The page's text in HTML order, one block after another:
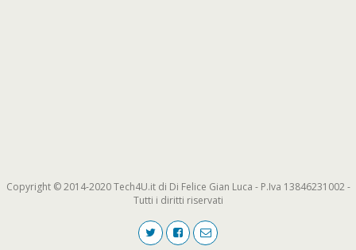
Copyright © 2014-2020 Tech4U.it di Di Felice Gian Luca - P.Iva 13846231002 -
Tutti i diritti riservati